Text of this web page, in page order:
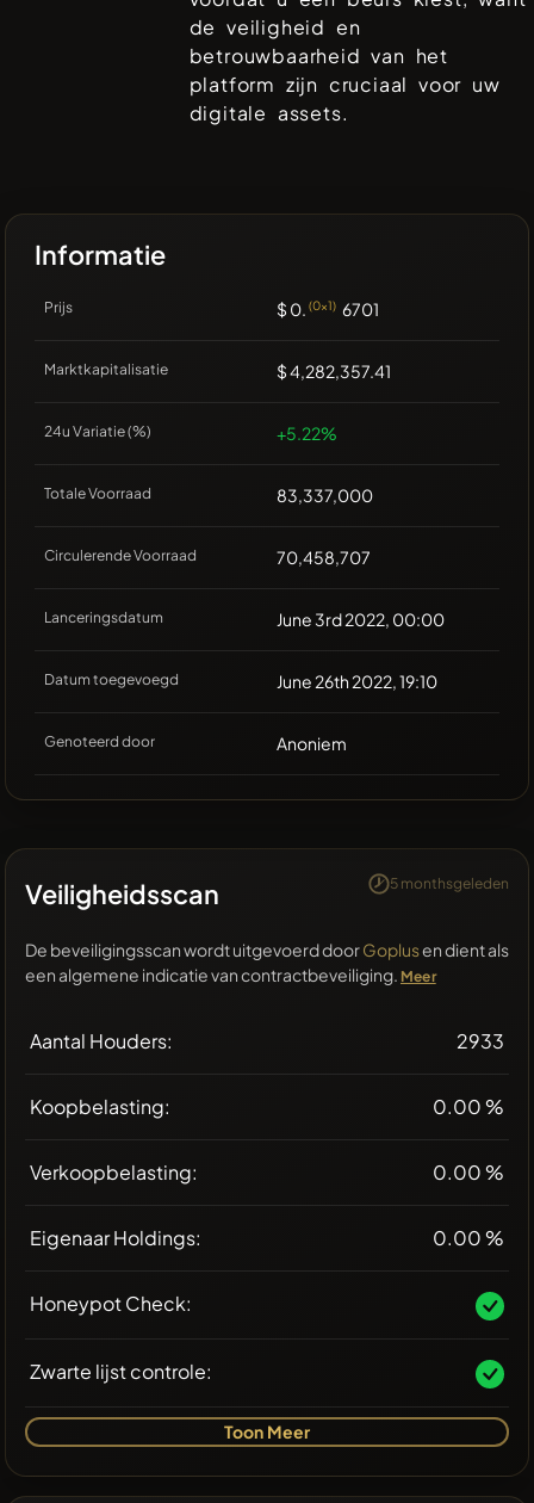
de veiligheid en
betrouwbaarheid van het
platform zijn cruciaal voor uw
digitale assets.
Informatie
Prijs $ 0. (0x1) 6701
Marktkapitalisatie $ 4,282,357.41
24u Variatie (%) +5.22%
Totale Voorraad 83,337,000
Circulerende Voorraad 70,458,707
Lanceringsdatum June 3rd 2022, 00:00
Datum toegevoegd June 26th 2022, 19:10
Genoteerd door Anoniem
Veiligheidsscan 5 monthsgeleden
De beveiligingsscan wordt uitgevoerd doorGoplusen dient als
een algemene indicatie van contractbeveiliging. Meer
Aantal Houders: 2933
Koopbelasting: 0.00 %
Verkoopbelasting: 0.00 %
Eigenaar Holdings: 0.00 %
Honeypot Check:
Zwarte lijst controle:
Toon Meer